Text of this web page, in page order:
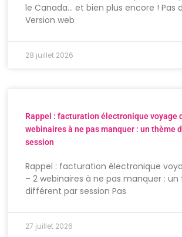
le Canada… et bien plus encore ! Pas
Version web
28 juillet 2026
Rappel : facturation électronique voyage
webinaires à ne pas manquer : un thème
session
Rappel : facturation électronique
– 2 webinaires à ne pas manquer :
différent par session Pas
27 juillet 2026